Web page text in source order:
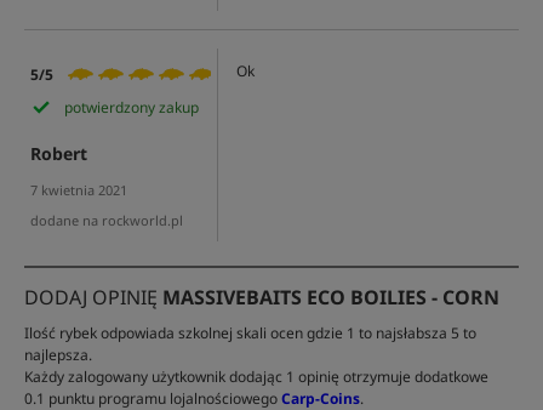
5/5
potwierdzony zakup
Robert
7 kwietnia 2021
dodane na rockworld.pl
Ok
DODAJ OPINIĘ MASSIVEBAITS ECO BOILIES - CORN
Ilość rybek odpowiada szkolnej skali ocen gdzie 1 to najsłabsza 5 to
najlepsza.
Każdy zalogowany użytkownik dodając 1 opinię otrzymuje dodatkowe
0.1 punktu programu lojalnościowegoCarp-Coins.